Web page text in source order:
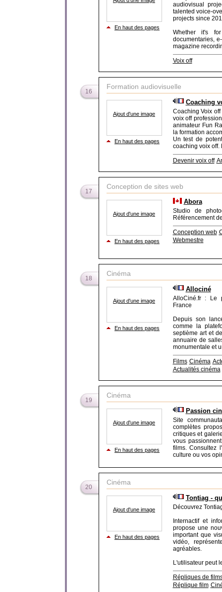
En haut des pages
audiovisual
talented voice-
projects since
Whether it's
documentaries,
magazine
Voix off
16
Formation audiovisuelle
Ajout d'une image
En haut des pages
Coaching
Coaching Voix
voix off
animateur Fun
la formation
Un test de
coaching voix off.
Devenir voix off
17
Conception de sites web
Ajout d'une image
En haut des pages
Abora
Studio de
Référencement
Conception web
Webmestre
18
Cinéma
Ajout d'une image
En haut des pages
Allociné
AlloCiné.fr : Le
France
Depuis son
comme la
septième art et
annuaire de
monumentale et
Films Cinéma
Actualités cinéma
19
Cinéma
Ajout d'une image
En haut des pages
Passion
Site
complètes
critiques et
vous
films. Consultez
culture ou vos
20
Cinéma
Ajout d'une image
En haut des pages
Tontiag -
Découvrez
Internactif et
propose une
important que
vidéo,
agréables.
L'utilisateur peut
Répliques de
Réplique film